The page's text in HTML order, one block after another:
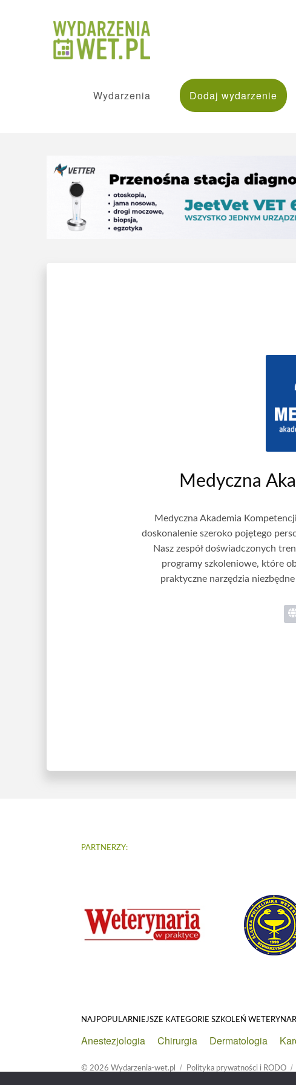
Wydarzenia Dodaj wydarzenie
Medyczna
Medyczna Akademia
doskonalenie szeroko pojętego
Nasz zespół doświadczonych
programy szkoleniowe, które
praktyczne narzędzia
PARTNERZY:
NAJPOPULARNIEJSZE KATEGORIE SZKOLEŃ
Anestezjologia Chirurgia Dermatologia
© 2026Wydarzenia-wet.pl Polityka prywatności i RODO